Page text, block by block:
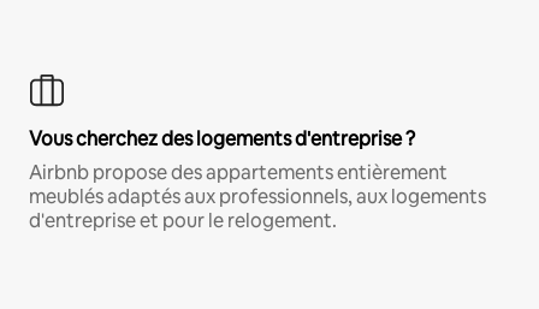
Vous cherchez des logements d'entreprise ?
Airbnb propose des appartements entièrement
meublés adaptés aux professionnels, aux logements
d'entreprise et pour le relogement.